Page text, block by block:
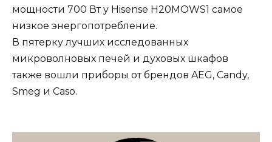
мощности 700 Вт у Hisense H20MOWS1 самое
низкое энергопотребление.
В пятерку лучших исследованных
микроволновых печей и духовых шкафов
также вошли приборы от брендов AEG, Candy,
Smeg и Caso.